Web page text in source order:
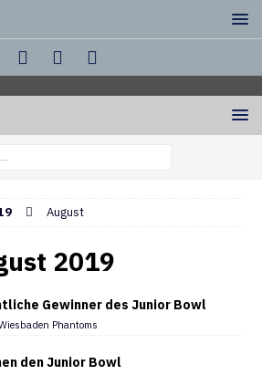
August
2019
Gewinner des Junior Bowl
Phantoms
den Junior Bowl